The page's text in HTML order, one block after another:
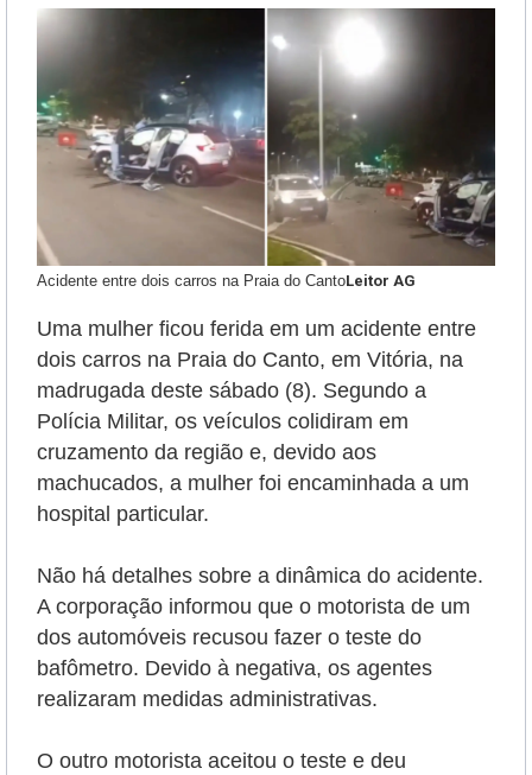
Acidente entre dois carros na Praia do CantoLeitor AG
Uma mulher ficou ferida em um acidente entre
dois carros na Praia do Canto, em Vitória, na
madrugada deste sábado (8). Segundo a
Polícia Militar, os veículos colidiram em
cruzamento da região e, devido aos
machucados, a mulher foi encaminhada a um
hospital particular.
Não há detalhes sobre a dinâmica do acidente.
A corporação informou que o motorista de um
dos automóveis recusou fazer o teste do
bafômetro. Devido à negativa, os agentes
realizaram medidas administrativas.
O outro motorista aceitou o teste e deu